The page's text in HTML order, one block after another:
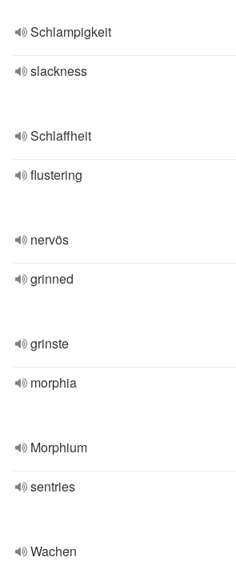
Schlampigkeit
slackness
Schlaffheit
flustering
nervös
grinned
grinste
morphia
Morphium
sentries
Wachen